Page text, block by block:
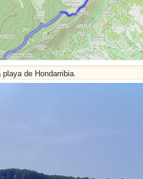
de Hondarribia.